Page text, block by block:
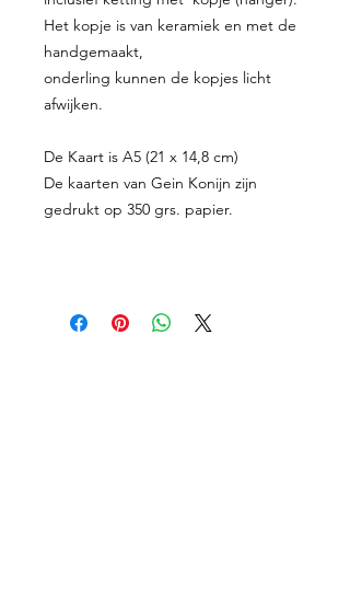
Het kopje is van keramiek en met de
handgemaakt,
onderling kunnen de kopjes licht
afwijken.
De Kaart is A5 (21 x 14,8 cm)
De kaarten van Gein Konijn zijn
gedrukt op 350 grs. papier.